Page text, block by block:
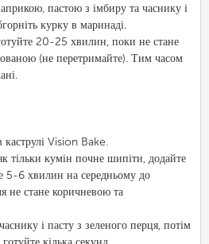
пастою з імбиру та часнику і
курку в маринаді.
20-25 хвилин, поки не стане
(не перетримайте). Тим часом
каструлі Vision Bake.
тільки кумін почне шипіти, додайте
5-6 хвилин на середньому до
не стане коричневою та
і пасту з зеленого перця, потім